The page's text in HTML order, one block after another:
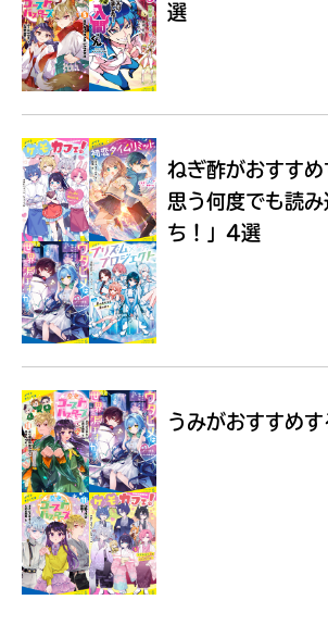
Loading...
選
ねぎ酢がおすすめ
思う何度でも読
ち！」4選
うみがおすすめす
容